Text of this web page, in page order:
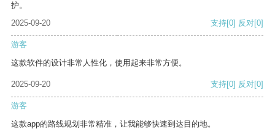
护。
2025-09-20
支持[0] 反对[0]
游客
这款软件的设计非常人性化，使用起来非常方便。
2025-09-20 支持[0] 反对[0]
游客
这款app的路线规划非常精准，让我能够快速到达目的地。